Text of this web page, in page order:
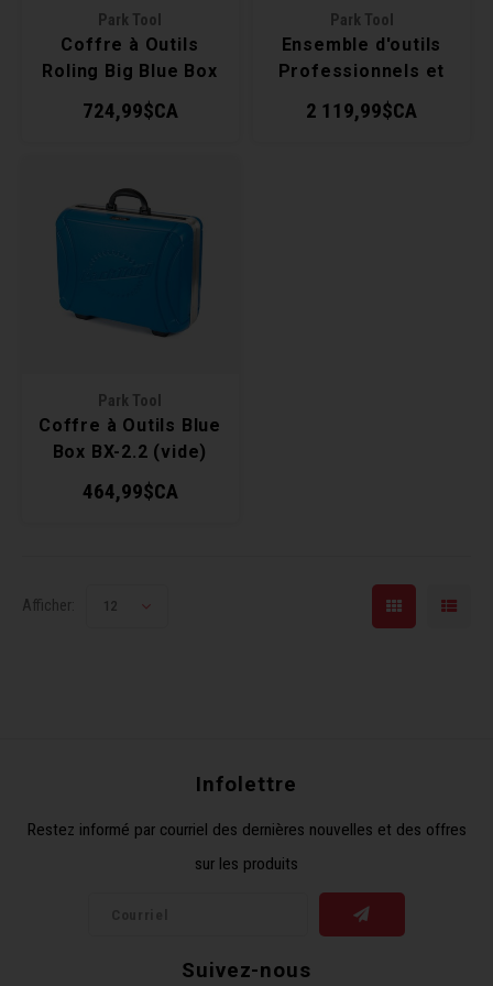
Park Tool
Coffre à Outils
Roling Big Blue Box
BX-3 (vide)
724,99$CA
Park Tool
Ensemble d'outils
Professionnels et
Événements EK-3
2 119,99$CA
Park Tool
Coffre à Outils Blue
Box BX-2.2 (vide)
464,99$CA
Afficher: 12
Infolettre
Restez informé par courriel des dernières nouvelles et des offres
sur les produits
Suivez-nous